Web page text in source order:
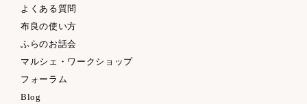
よくある質問
布良の使い方
ふらのお話会
マルシェ・ワークショップ
フォーラム
Blog